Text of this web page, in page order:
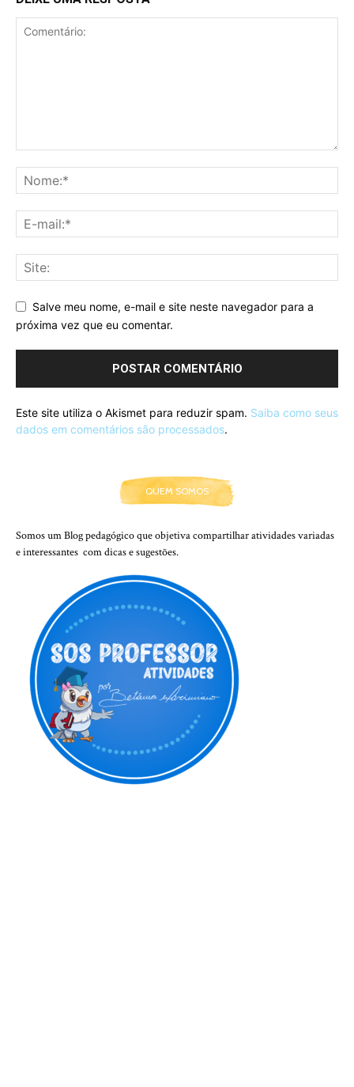
Salve meu nome, e-mail e site neste navegador para a
próxima vez que eu comentar.
Este site utiliza o Akismet para reduzir spam. Saiba como seus
dados em comentários são processados.
QUEM SOMOS
Somos um Blog pedagógico que objetiva compartilhar atividades variadas
e interessantes com dicas e sugestões.